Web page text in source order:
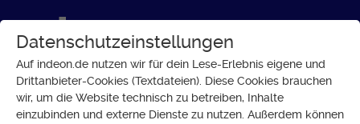
NACH POLIZISTENMORD IN
RHEINLAND-PFALZ
Datenschutzeinstellungen
Auf indeon.de nutzen wir für dein Lese-Erlebnis eigene und
Drittanbieter-Cookies (Textdateien). Diese Cookies brauchen
wir, um die Website technisch zu betreiben, Inhalte
einzubinden und externe Dienste zu nutzen. Außerdem können